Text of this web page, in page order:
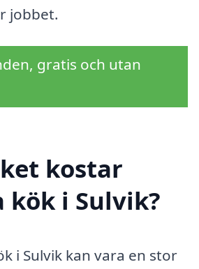
jobbet.
gratis och utan
kostar
kök i Sulvik?
i Sulvik kan vara en stor